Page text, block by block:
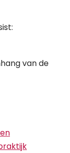
van de